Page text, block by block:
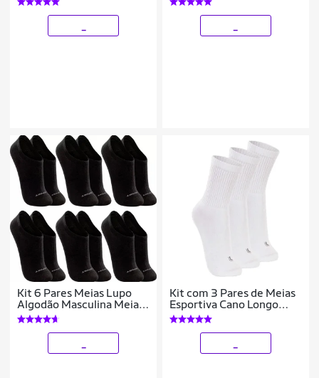
Kit 6 Pares Meias Lupo
Algodão Masculina Meia
Feminina Soquete Curto
Baixo Atacado
Kit com 3 Pares de Meias
Esportiva Cano Longo
Lupo 3250-001